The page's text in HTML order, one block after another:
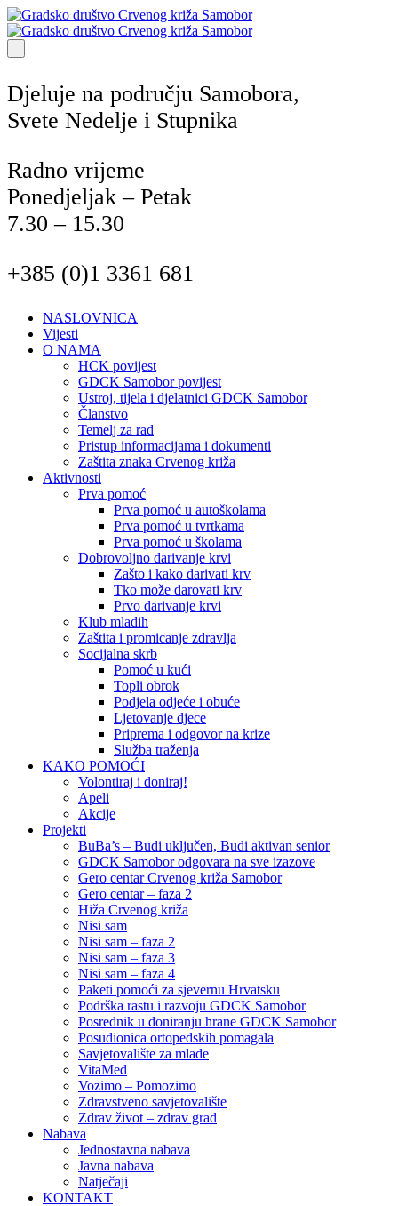
Djeluje na području Samobora,
Svete Nedelje i Stupnika
Radno vrijeme
Ponedjeljak – Petak
7.30 – 15.30
+385 (0)1 3361 681
NASLOVNICA
Vijesti
O NAMA
HCK povijest
GDCK Samobor povijest
Ustroj, tijela i djelatnici GDCK Samobor
Članstvo
Temelj za rad
Pristup informacijama i dokumenti
Zaštita znaka Crvenog križa
Aktivnosti
Prva pomoć
Prva pomoć u autoškolama
Prva pomoć u tvrtkama
Prva pomoć u školama
Dobrovoljno darivanje krvi
Zašto i kako darivati krv
Tko može darovati krv
Prvo darivanje krvi
Klub mladih
Zaštita i promicanje zdravlja
Socijalna skrb
Pomoć u kući
Topli obrok
Podjela odjeće i obuće
Ljetovanje djece
Priprema i odgovor na krize
Služba traženja
KAKO POMOĆI
Volontiraj i doniraj!
Apeli
Akcije
Projekti
BuBa’s – Budi uključen, Budi aktivan senior
GDCK Samobor odgovara na sve izazove
Gero centar Crvenog križa Samobor
Gero centar – faza 2
Hiža Crvenog križa
Nisi sam
Nisi sam – faza 2
Nisi sam – faza 3
Nisi sam – faza 4
Paketi pomoći za sjevernu Hrvatsku
Podrška rastu i razvoju GDCK Samobor
Posrednik u doniranju hrane GDCK Samobor
Posudionica ortopedskih pomagala
Savjetovalište za mlade
VitaMed
Vozimo – Pomozimo
Zdravstveno savjetovalište
Zdrav život – zdrav grad
Nabava
Jednostavna nabava
Javna nabava
Natječaji
KONTAKT